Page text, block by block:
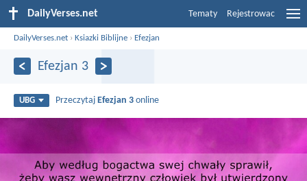
DailyVerses.net Tematy Rejestrowac
DailyVerses.net ›Ksiazki Biblijne › Efezjan
Efezjan 3
UBG Przeczytaj Efezjan 3 online